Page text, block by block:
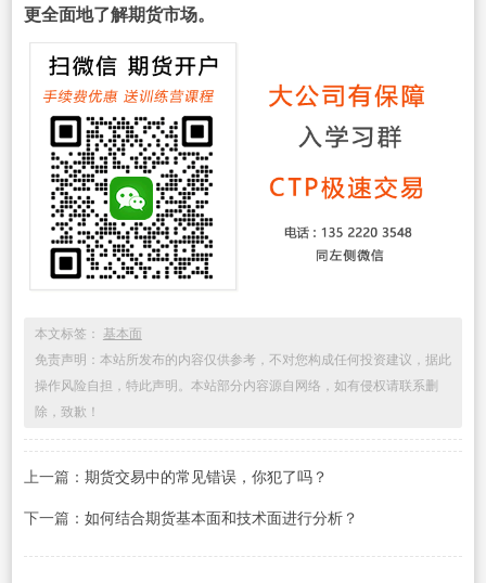
更全面地了解期货市场。
本文标签： 基本面
免责声明：本站所发布的内容仅供参考，不对您构成任何投资建议，据此
操作风险自担，特此声明。本站部分内容源自网络，如有侵权请联系删
除，致歉！
上一篇： 期货交易中的常见错误，你犯了吗？
下一篇： 如何结合期货基本面和技术面进行分析？